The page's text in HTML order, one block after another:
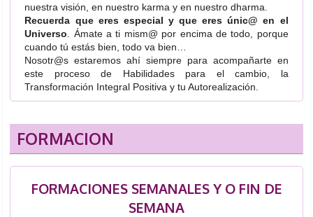
nuestra visión, en nuestro karma y en nuestro dharma.
Recuerda que eres especial y que eres únic@ en el
Universo . Ámate a ti mism@ por encima de todo, porque
cuando tú estás bien, todo va bien…
Nosotr@s estaremos ahí siempre para acompañarte en
este proceso de Habilidades para el cambio, la
Transformación Integral Positiva y tu Autorealización.
FORMACION
FORMACIONES SEMANALES Y O FIN DE
SEMANA